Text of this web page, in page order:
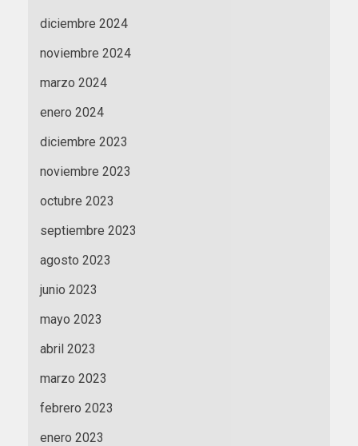
diciembre 2024
noviembre 2024
marzo 2024
enero 2024
diciembre 2023
noviembre 2023
octubre 2023
septiembre 2023
agosto 2023
junio 2023
mayo 2023
abril 2023
marzo 2023
febrero 2023
enero 2023